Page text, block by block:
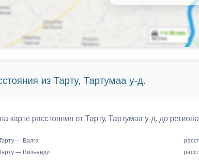
из Тарту, Тартумаа у-д.
карте расстояния от Тарту, Тартумаа у-д. до
— Валга
— Вильянди